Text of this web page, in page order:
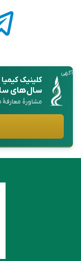
آگهی
کلینیک کیمیا
سال‌های
مشاورهٔ معارفهٔ ۱۵ دقیقه‌ای رایگان، آنلاین